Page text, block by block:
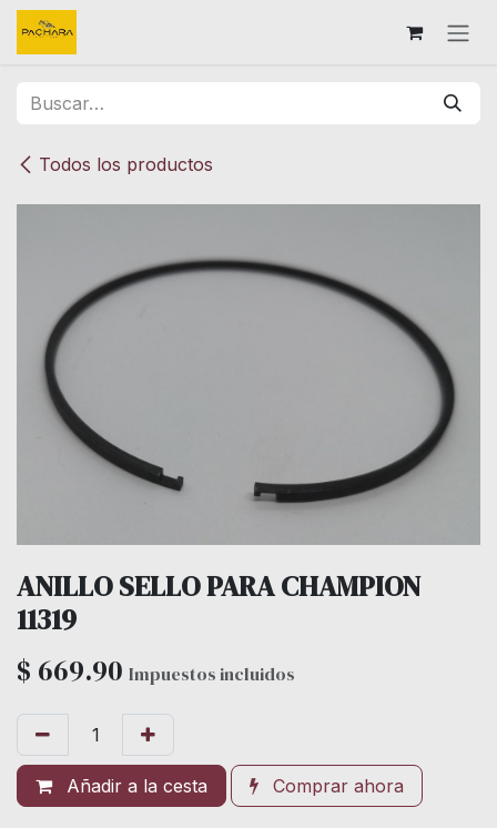
Ir al contenido
Todos los productos
ANILLO SELLO PARA CHAMPION
11319
$ 669.90 Impuestos incluidos
Añadir a la cesta Comprar ahora